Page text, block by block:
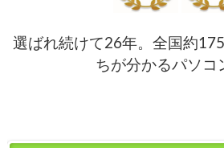
選ばれ続けて26年。全国約
ちが分かるパソコ